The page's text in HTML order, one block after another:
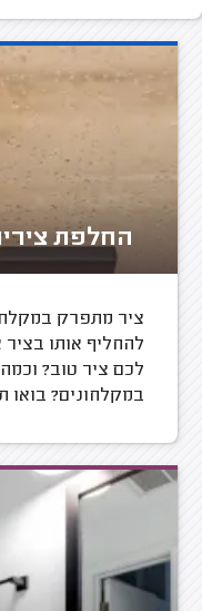
החלפת
ציר מתפרק
להחליף אותו בציר
לכם ציר טוב?
במקלחונים? בואו